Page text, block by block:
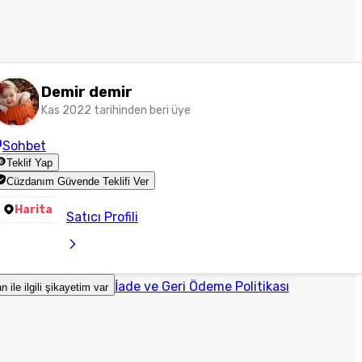
Demir demir
Kas 2022 tarihinden beri üye
Sohbet
Teklif Yap
Cüzdanım Güvende Teklifi Ver
Harita Satıcı Profili
ile ilgili şikayetim var İade ve Geri Ödeme Politikası